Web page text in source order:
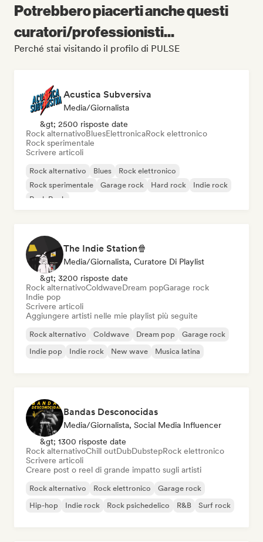
Potrebbero piacerti anche questi
curatori/professionisti...
Perché stai visitando il profilo di PULSE
Acustica Subversiva
Media/Giornalista
&gt; 2500 risposte date
Rock alternativoBluesElettronicaRock elettronico
Rock sperimentale
Scrivere articoli
Rock alternativo Blues
Rock elettronico
Rock sperimentale
Garage rock Hard rock
Indie rock
Punk Rock
The Indie Station🍿
Media/Giornalista, Curatore Di Playlist
&gt; 3200 risposte date
Rock alternativoColdwaveDream popGarage rock
Indie pop
Scrivere articoli
Aggiungere artisti nelle mie playlist più seguite
Rock alternativo Coldwave Dream pop
Garage rock
Indie pop
Indie rock New wave Musica latina
Bandas Desconocidas
Media/Giornalista, Social Media Influencer
&gt; 1300 risposte date
Rock alternativoChill outDubDubstepRock elettronico
Scrivere articoli
Creare post o reel di grande impatto sugli artisti
Rock alternativo Rock elettronico
Garage rock
Hip-hop
Indie rock Rock psichedelico R&B Surf rock